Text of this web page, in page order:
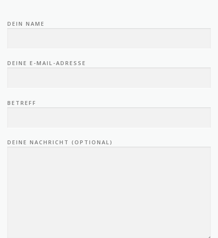
DEIN NAME
DEINE E-MAIL-ADRESSE
BETREFF
DEINE NACHRICHT (OPTIONAL)